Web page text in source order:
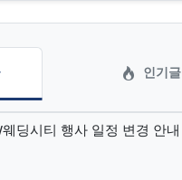
인기글
딩시티 행사 일정 변경 안내